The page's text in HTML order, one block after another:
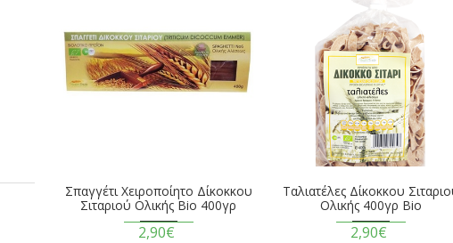
Σπαγγέτι Χειροποίητο Δίκοκκου
Σιταριού Ολικής Βio 400γρ
2,90€
Ταλιατέλες Δίκοκκου
Ολικής 400γρ Βio
2,90€